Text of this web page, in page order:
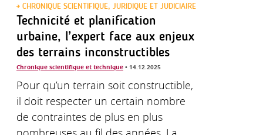
CHRONIQUE SCIENTIFIQUE, JURIDIQUE ET JUDICIAIRE
Technicité et planification
urbaine, l’expert face aux enjeux
des terrains inconstructibles
Chronique scientifique et technique • 14.12.2025
Pour qu’un terrain soit constructible,
il doit respecter un certain nombre
de contraintes de plus en plus